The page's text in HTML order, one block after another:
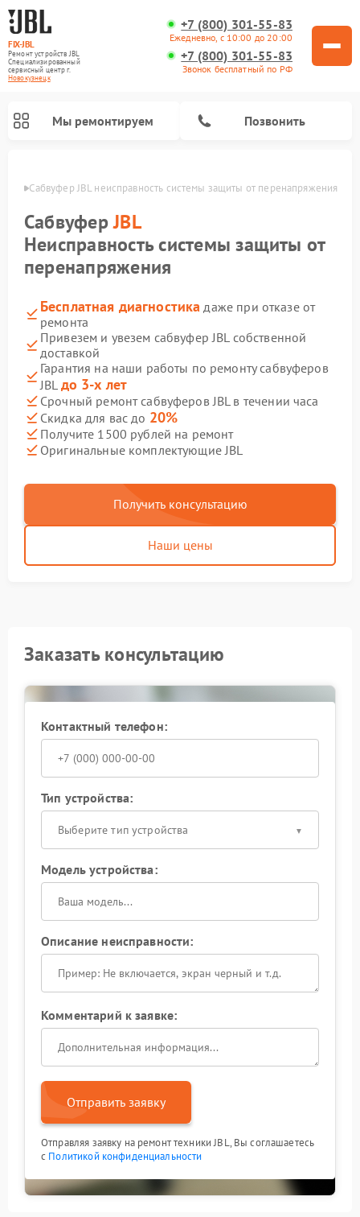
FIX-JBL
Ремонт устройств JBL
Специализированный
cервисный центр г.
Новокузнецк
+7 (800) 301-55-83
Ежедневно, с 10:00 до 20:00
+7 (800) 301-55-83
Звонок бесплатный по РФ
Мы ремонтируем Позвонить
Сабвуфер JBL неисправность системы защиты от перенапряжения
СабвуферJBL
Неисправность системы защиты от
перенапряжения
Бесплатная диагностика даже при отказе от
ремонта
Привезем и увезем сабвуфер JBL собственной
доставкой
Гарантия на наши работы по ремонту сабвуферов
JBL до 3-х лет
Срочный ремонт сабвуферов JBL в течении часа
Скидка для вас до 20%
Получите 1500 рублей на ремонт
Оригинальные комплектующие JBL
Получить консультацию
Наши цены
Заказать консультацию
Контактный телефон:
Тип устройства:
Выберите тип устройства
Модель устройства:
Описание неисправности:
Комментарий к заявке:
Отправить заявку
Отправляя заявку на ремонт техники JBL, Вы соглашаетесь
с Политикой конфиденциальности